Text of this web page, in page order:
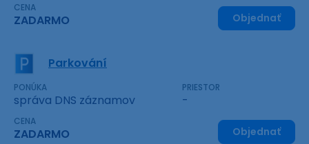
CENA
ZADARMO Objednať
Parkování
PONÚKA
správa DNS záznamov
PRIESTOR
-
CENA
ZADARMO Objednať